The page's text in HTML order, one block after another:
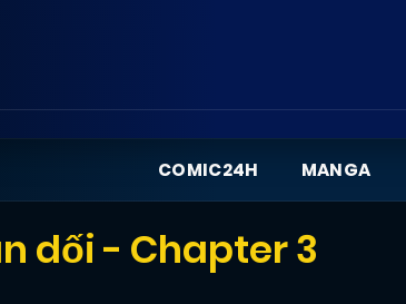
COMIC24H MANGA
dối - Chapter 3